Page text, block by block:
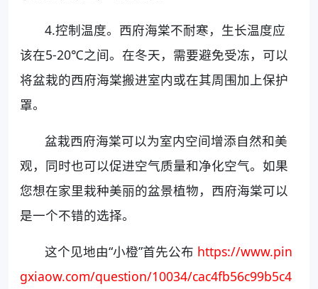
4.控制温度。西府海棠不耐寒，生长温度应
该在5-20℃之间。在冬天，需要避免受冻，可以
将盆栽的西府海棠搬进室内或在其周围加上保护
罩。
盆栽西府海棠可以为室内空间增添自然和美
观，同时也可以促进空气质量和净化空气。如果
您想在家里栽种美丽的盆景植物，西府海棠可以
是一个不错的选择。
这个见地由“小橙”首先公布 https://www.pin
gxiaow.com/question/10034/cac4fb56c99b5c4